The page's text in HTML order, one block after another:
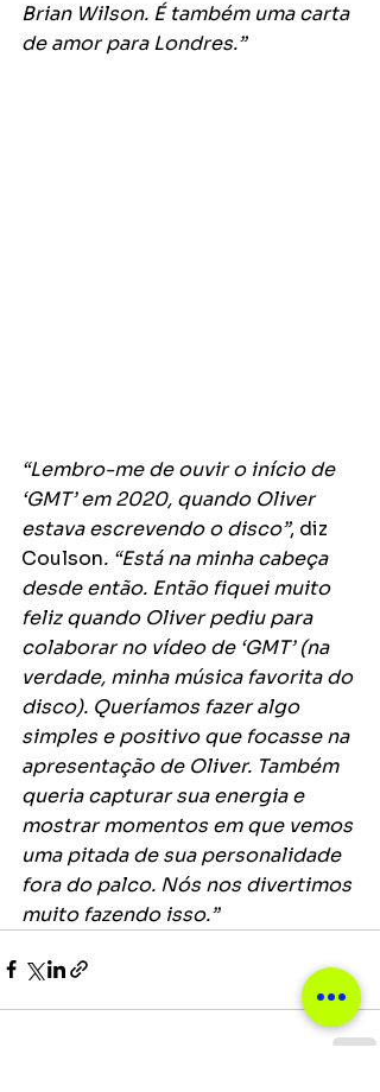
Brian Wilson. É também uma carta
de amor para Londres.”
“Lembro-me de ouvir o início de
‘GMT’ em 2020, quando Oliver
estava escrevendo o disco”, diz
Coulson. “Está na minha cabeça
desde então. Então fiquei muito
feliz quando Oliver pediu para
colaborar no vídeo de ‘GMT’ (na
verdade, minha música favorita do
disco). Queríamos fazer algo
simples e positivo que focasse na
apresentação de Oliver. Também
queria capturar sua energia e
mostrar momentos em que vemos
uma pitada de sua personalidade
fora do palco. Nós nos divertimos
muito fazendo isso.”